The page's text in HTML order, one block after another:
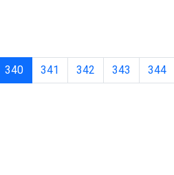
340 341 342 343 344